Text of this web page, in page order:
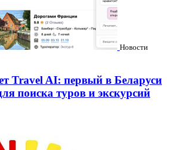
Новости
Travel AI: первый в Беларуси
поиска туров и экскурсий